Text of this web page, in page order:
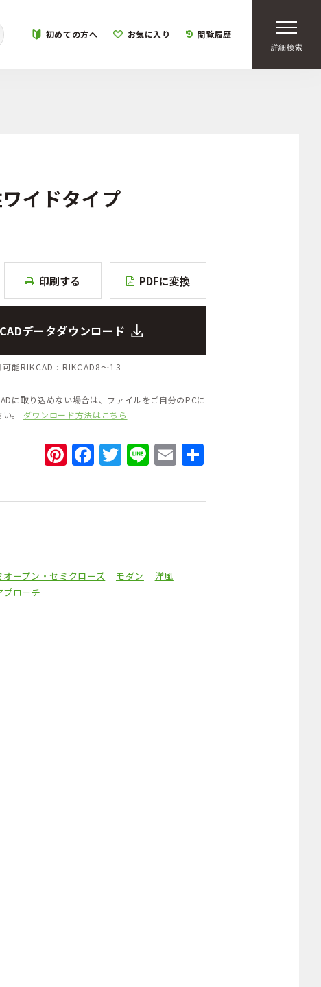
詳細検索
初めての方へ お気に入り 閲覧履歴
イドタイプ
印刷する PDFに変換
データダウンロード
能RIKCAD : RIKCAD8～13
に取り込めない場合は、ファイルをご自分のPCに
。 ダウンロード方法はこちら
Pinterest
Facebook
Twitter
LineEmail
オープン・セミクローズ モダン
洋風
プローチ